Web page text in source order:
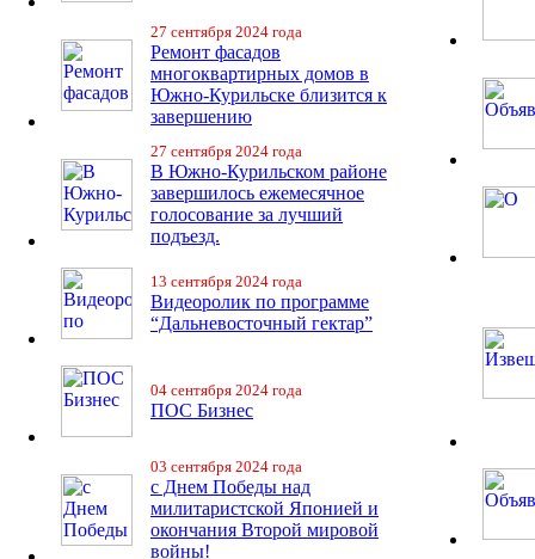
27 сентября 2024 года
Ремонт фасадов
многоквартирных домов в
Южно-Курильске близится к
завершению
27 сентября 2024 года
В Южно-Курильском районе
завершилось ежемесячное
голосование за лучший
подъезд.
13 сентября 2024 года
Видеоролик по программе
“Дальневосточный гектар”
04 сентября 2024 года
ПОС Бизнес
03 сентября 2024 года
с Днем Победы над
милитаристской Японией и
окончания Второй мировой
войны!